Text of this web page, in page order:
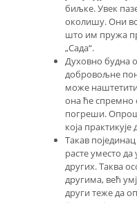
биљке. Увек
околишу. Они
што им пружа
„Сада“.
Духовно будна
добровољне
може
она ће спремно
погреши.
која
Такав
расте уместо да
других. Таква
другима, већ
други теже да